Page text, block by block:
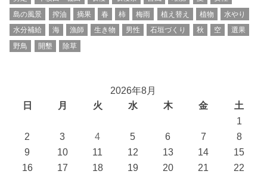
島の風景
搾油 摘果 春 柿 梅雨 植え替え 植物
水やり
水分補給
海 漁師 生き物 男性 石垣づくり 秋 空
選果
野鳥
開墾 除草
2026年8月
日
月 火 水 木 金 土
1
2
3 4 5 6 7
8
9
10 11 12 13 14
15
16
17 18 19 20 21
22